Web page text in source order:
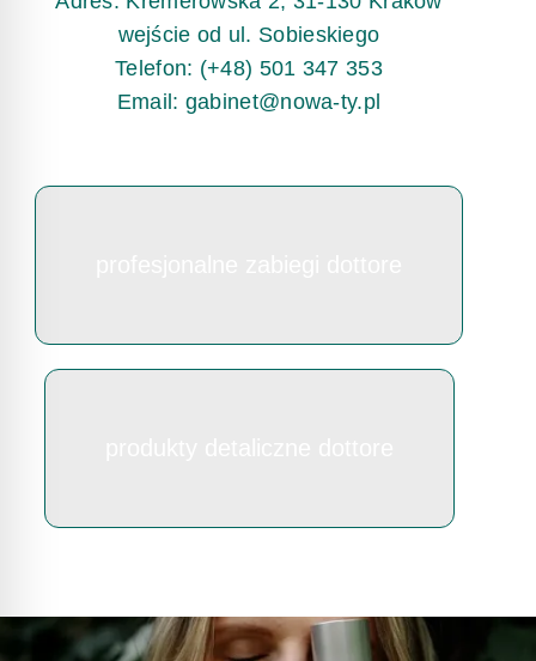
wejście od ul. Sobieskiego
Telefon: (+48) 501 347 353
Email: gabinet@nowa-ty.pl